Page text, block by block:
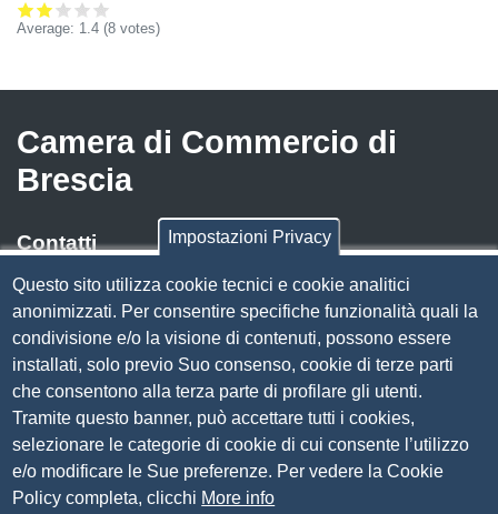
Average: 1.4 (8 votes)
Camera di Commercio di
Brescia
Contatti
Via Luigi Einaudi, 23, 25121 Brescia BS
Tel. 030 37251
PECcamera.brescia@bs.legalmail.camcom.it
P.IVA 00859790172
C.F. 80013870177
Contatti
Amministrazione Trasparente
Impostazioni Privacy
Questo sito utilizza cookie tecnici e cookie analitici
anonimizzati. Per consentire specifiche funzionalità quali la
condivisione e/o la visione di contenuti, possono essere
installati, solo previo Suo consenso, cookie di terze parti
che consentono alla terza parte di profilare gli utenti.
Tramite questo banner, può accettare tutti i cookies,
selezionare le categorie di cookie di cui consente l’utilizzo
e/o modificare le Sue preferenze. Per vedere la Cookie
Policy completa, clicchi More info